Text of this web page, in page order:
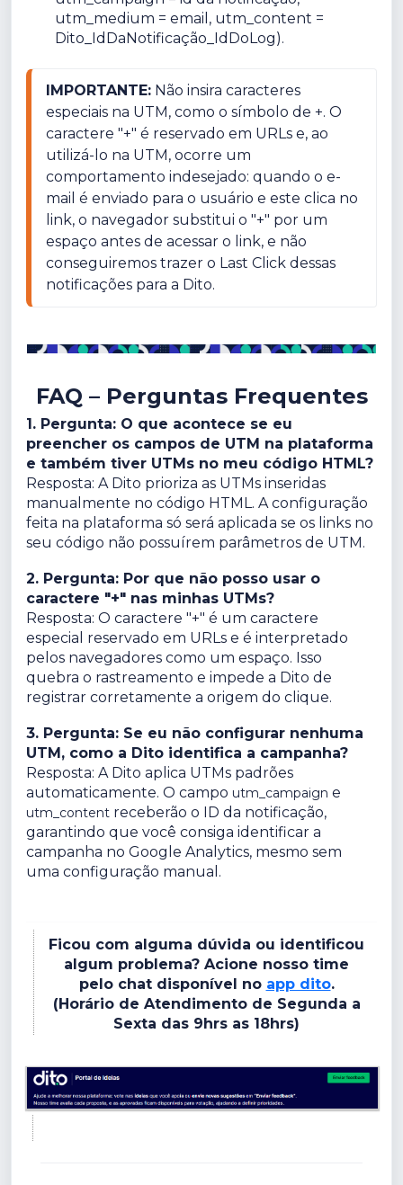
utm_medium = email, utm_content =
Dito_IdDaNotificação_IdDoLog).
IMPORTANTE: Não insira caracteres
especiais na UTM, como o símbolo de +. O
caractere "+" é reservado em URLs e, ao
utilizá-lo na UTM, ocorre um
comportamento indesejado: quando o e-
mail é enviado para o usuário e este clica no
link, o navegador substitui o "+" por um
espaço antes de acessar o link, e não
conseguiremos trazer o Last Click dessas
notificações para a Dito.
FAQ – Perguntas Frequentes
1. Pergunta: O que acontece se eu
preencher os campos de UTM na plataforma
e também tiver UTMs no meu código HTML?
Resposta: A Dito prioriza as UTMs inseridas
manualmente no código HTML. A configuração
feita na plataforma só será aplicada se os links no
seu código não possuírem parâmetros de UTM.
2. Pergunta: Por que não posso usar o
caractere "+" nas minhas UTMs?
Resposta: O caractere "+" é um caractere
especial reservado em URLs e é interpretado
pelos navegadores como um espaço. Isso
quebra o rastreamento e impede a Dito de
registrar corretamente a origem do clique.
3. Pergunta: Se eu não configurar nenhuma
UTM, como a Dito identifica a campanha?
Resposta: A Dito aplica UTMs padrões
automaticamente. O campo utm_campaign e
utm_content receberão o ID da notificação,
garantindo que você consiga identificar a
campanha no Google Analytics, mesmo sem
uma configuração manual.
Ficou com alguma dúvida ou identificou
algum problema? Acione nosso time
pelo chat disponível no app dito.
(Horário de Atendimento de Segunda a
Sexta das 9hrs as 18hrs)